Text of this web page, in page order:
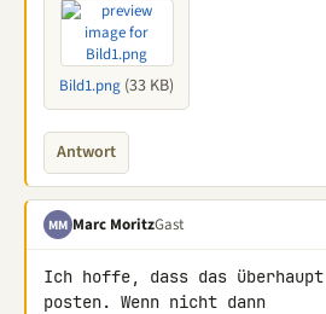
Bild1.png (33 KB)
Antwort
MM Marc MoritzGast
Ich hoffe, dass das
posten. Wenn nicht dann